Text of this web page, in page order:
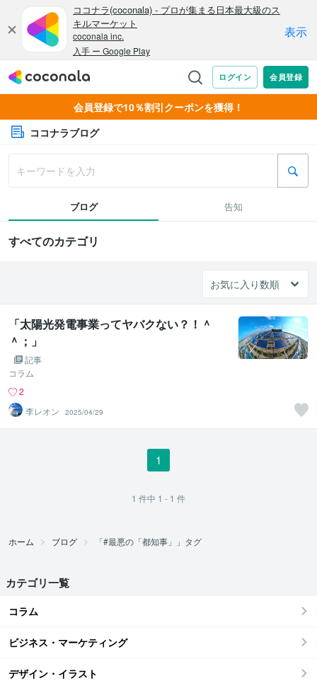
会員登録で10％割引クーポンを獲得！
ココナラブログ
ブログ 告知
すべてのカテゴリ
「太陽光発電事業ってヤバクない？！＾
＾；」
記事
コラム
2
李レオン
2025/04/29
1
1 件中 1 - 1 件
ホーム ブログ 「#最悪の「都知事」」タグ
カテゴリ一覧
コラム
ビジネス・マーケティング
デザイン・イラスト